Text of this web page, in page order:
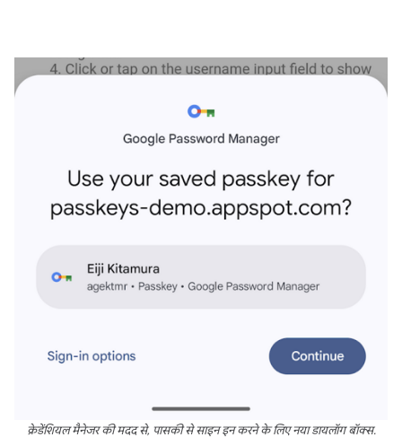
क्रेडेंशियल मैनेजर की मदद से, पासकी से साइन इन करने के लिए नया डायलॉग बॉक्स.